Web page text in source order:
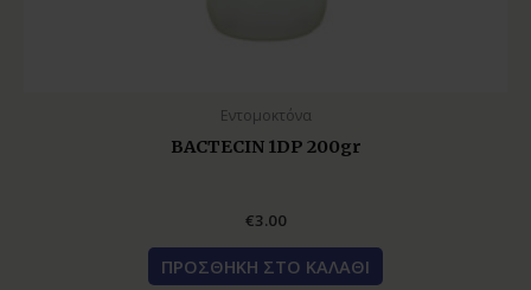
Εντομοκτόνα
BACTECIN 1DP 200gr
€3.00
ΠΡΟΣΘΉΚΗ ΣΤΟ ΚΑΛΆΘΙ